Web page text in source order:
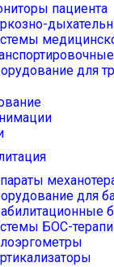
пациента
для
для
БОС-